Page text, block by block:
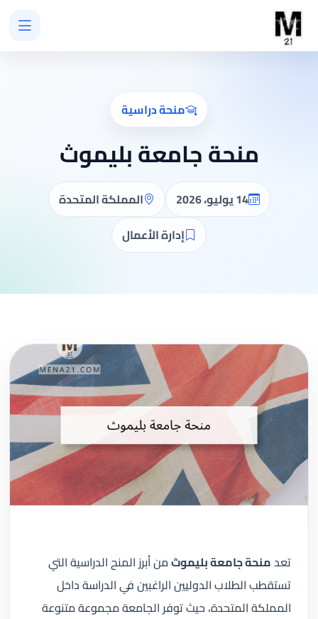
منحة دراسية
منحة جامعة بليموث
14 يوليو، 2026
المملكة المتحدة
إدارة الأعمال
تعدمنحة جامعة بليموثمن أبرز المنح الدراسية التي
تستقطب الطلاب الدوليين الراغبين في الدراسة داخل
المملكة المتحدة، حيث توفر الجامعة مجموعة متنوعة